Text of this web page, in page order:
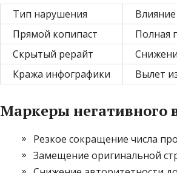
Тип нарушения
Прямой копипаст
Полная
Скрытый рерайт
Кража инфографики
Вылет
Маркеры негативного
Резкое сокращение числа
Замещение оригинальной